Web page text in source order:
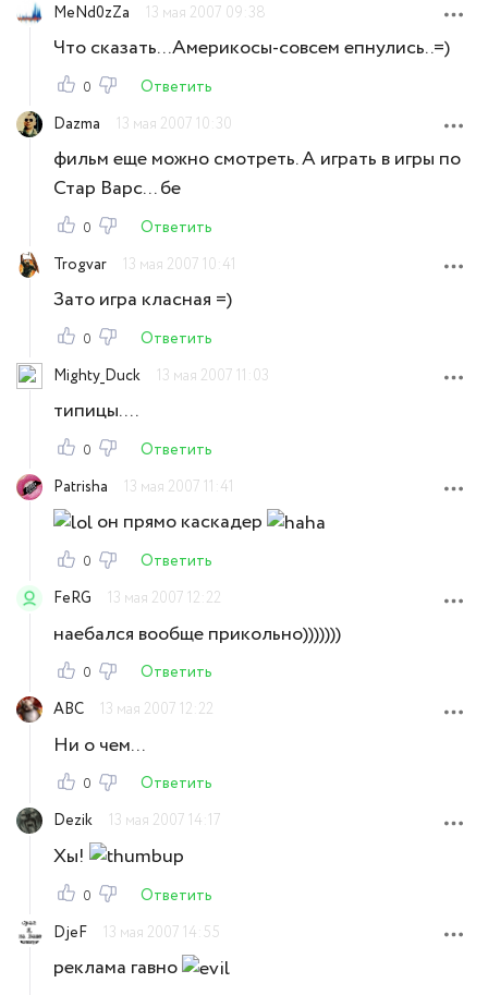
MeNd0zZa 13 мая 2007 09:38
Что сказать...Америкосы-совсем епнулись..=)
0
Ответить
Dazma
13 мая 2007 10:30
фильм еще можно смотреть. А играть в игры по
Стар Варс... бе
0
Ответить
Trogvar
13 мая 2007 10:41
Зато игра класная =)
0
Ответить
Mighty_Duck
13 мая 2007 11:03
типицы....
0
Ответить
Patrisha
13 мая 2007 11:41
он прямо каскадер
0
Ответить
FeRG
13 мая 2007 12:22
наебался вообще прикольно)))))))
0
Ответить
ABC
13 мая 2007 12:22
Ни о чем...
0
Ответить
Dezik
13 мая 2007 14:17
Хы!
0
Ответить
DjeF
13 мая 2007 14:55
реклама гавно